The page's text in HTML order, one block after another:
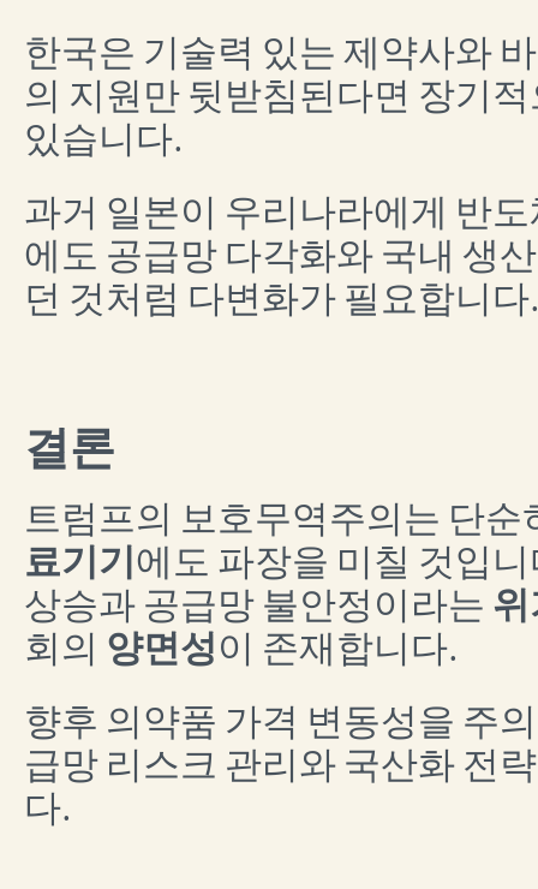
한국은 기술력 있는 제약사와
의 지원만 뒷받침된다면 장기
있습니다.
과거 일본이 우리나라에게 반
에도 공급망 다각화와 국내 생
던 것처럼 다변화가 필요합니
결론
트럼프의 보호무역주의는 단
료기기에도 파장을 미칠 것입
상승과 공급망 불안정이라는
회의 양면성이 존재합니다.
향후 의약품 가격 변동성을 주
급망 리스크 관리와 국산화 전
다.